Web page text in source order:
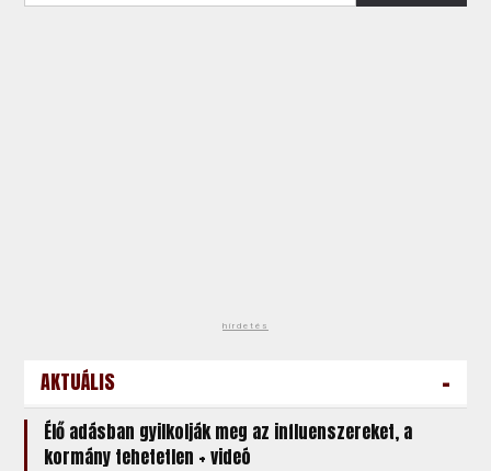
hirdetés
AKTUÁLIS -
Élő adásban gyilkolják meg az influenszereket, a
kormány tehetetlen + videó